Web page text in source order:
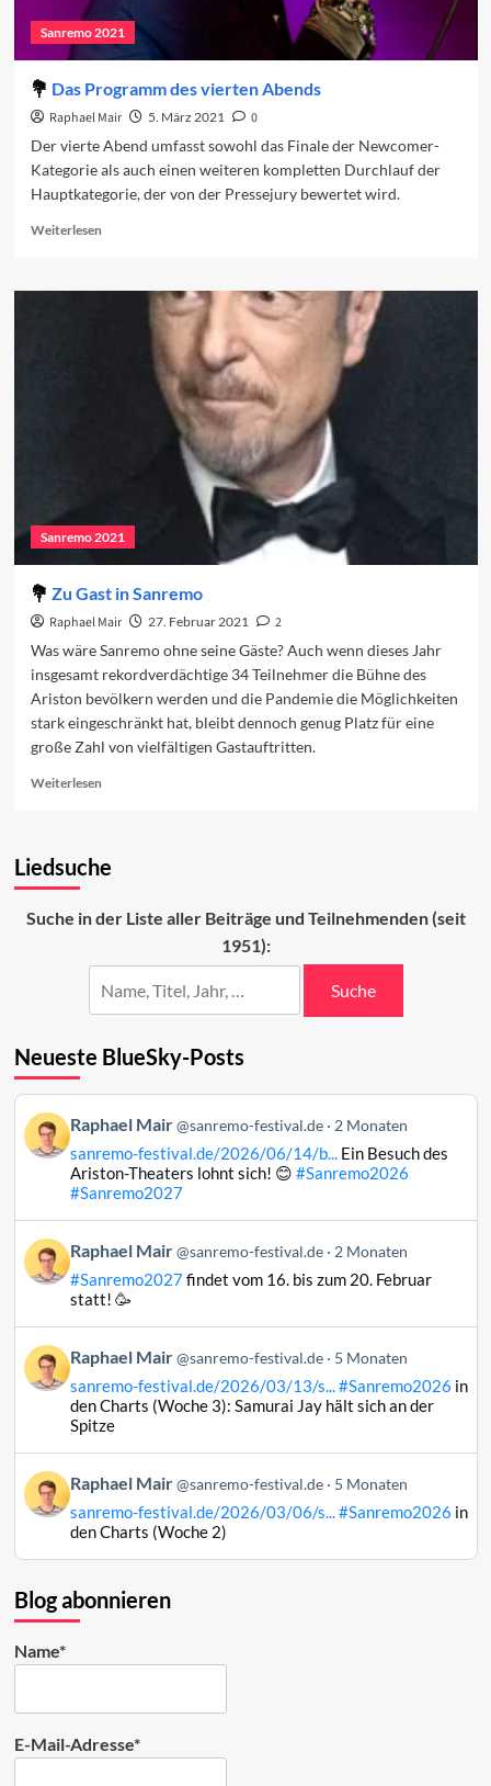
Sanremo 2021
Das Programm des vierten Abends
Raphael Mair 5. März 2021
0
Der vierte Abend umfasst sowohl das Finale der Newcomer-
Kategorie als auch einen weiteren kompletten Durchlauf der
Hauptkategorie, der von der Pressejury bewertet wird.
WeiterlesenRead
Das
Sanremo 2021
Zu Gast in Sanremo
Raphael Mair 27. Februar 2021
2
Was wäre Sanremo ohne seine Gäste? Auch wenn dieses Jahr
insgesamt rekordverdächtige 34 Teilnehmer die Bühne des
Ariston bevölkern werden und die Pandemie die Möglichkeiten
stark eingeschränkt hat, bleibt dennoch genug Platz für eine
große Zahl von vielfältigen Gastauftritten.
WeiterlesenRead
Gast
Liedsuche
Suche in der Liste aller Beiträge und Teilnehmenden (seit
1951):
Suche
Neueste BlueSky-Posts
Beitrag
von
Raphael
ansehen
Raphael Mair @sanremo-festival.de 2 Monaten
sanremo-festival.de/2026/06/14/b...Ein Besuch des
Ariston-Theaters lohnt sich! 😊 #Sanremo2026
#Sanremo2027
Beitrag
von
Raphael
Bluesky
ansehen
Raphael Mair @sanremo-festival.de 2 Monaten
#Sanremo2027findet vom 16. bis zum 20. Februar
statt! 🥳
Beitrag
von
Raphael
ansehen
Raphael Mair @sanremo-festival.de 5 Monaten
sanremo-festival.de/2026/03/13/s...#Sanremo2026 in
den Charts (Woche 3): Samurai Jay hält sich an der
Spitze
Beitrag
von
Raphael
Bluesky
ansehen
Raphael Mair @sanremo-festival.de 5 Monaten
sanremo-festival.de/2026/03/06/s...#Sanremo2026 in
den Charts (Woche 2)
Blog abonnieren
Name*
E-Mail-Adresse*